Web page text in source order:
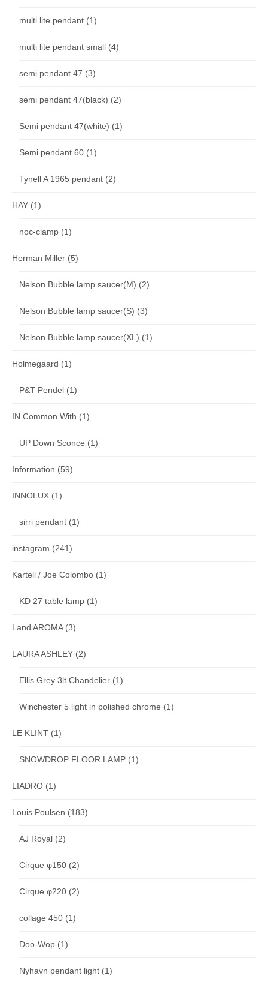
multi lite pendant (1)
multi lite pendant small (4)
semi pendant 47 (3)
semi pendant 47(black) (2)
Semi pendant 47(white) (1)
Semi pendant 60 (1)
Tynell A 1965 pendant (2)
HAY (1)
noc-clamp (1)
Herman Miller (5)
Nelson Bubble lamp saucer(M) (2)
Nelson Bubble lamp saucer(S) (3)
Nelson Bubble lamp saucer(XL) (1)
Holmegaard (1)
P&T Pendel (1)
IN Common With (1)
UP Down Sconce (1)
Information (59)
INNOLUX (1)
sirri pendant (1)
instagram (241)
Kartell / Joe Colombo (1)
KD 27 table lamp (1)
Land AROMA(3)
LAURA ASHLEY (2)
Ellis Grey 3lt Chandelier (1)
Winchester 5 light in polished chrome (1)
LE KLINT (1)
SNOWDROP FLOOR LAMP (1)
LIADRO (1)
Louis Poulsen (183)
AJ Royal (2)
Cirque φ150 (2)
Cirque φ220 (2)
collage 450 (1)
Doo-Wop (1)
Nyhavn pendant light (1)